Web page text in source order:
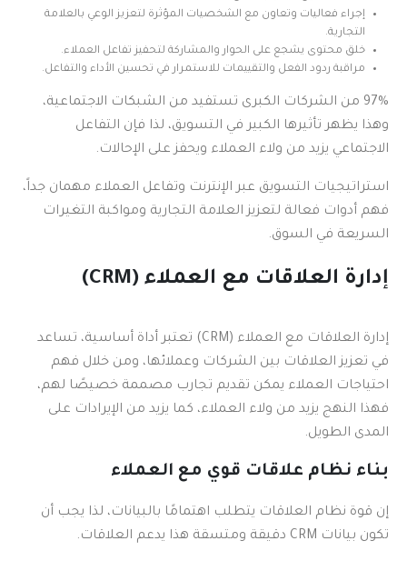
إجراء فعاليات وتعاون مع الشخصيات المؤثرة لتعزيز الوعي بالعلامة
التجارية.
خلق محتوى يشجع على الحوار والمشاركة لتحفيز تفاعل العملاء.
مراقبة ردود الفعل والتقييمات للاستمرار في تحسين الأداء والتفاعل.
97% من الشركات الكبرى تستفيد من الشبكات الاجتماعية،
وهذا يظهر تأثيرها الكبير في التسويق، لذا فإن التفاعل
الاجتماعي يزيد من ولاء العملاء ويحفز على الإحالات.
استراتيجيات التسويق عبر الإنترنت وتفاعل العملاء مهمان جداً،
فهم أدوات فعالة لتعزيز العلامة التجارية ومواكبة التغيرات
السريعة في السوق.
إدارة العلاقات مع العملاء (CRM)
إدارة العلاقات مع العملاء (CRM) تعتبر أداة أساسية، تساعد
في تعزيز العلاقات بين الشركات وعملائها، ومن خلال فهم
احتياجات العملاء يمكن تقديم تجارب مصممة خصيصًا لهم،
فهذا النهج يزيد من ولاء العملاء، كما يزيد من الإيرادات على
المدى الطويل.
بناء نظام علاقات قوي مع العملاء
إن قوة نظام العلاقات يتطلب اهتمامًا بالبيانات، لذا يجب أن
تكون بيانات CRM دقيقة ومتسقة هذا يدعم العلاقات.